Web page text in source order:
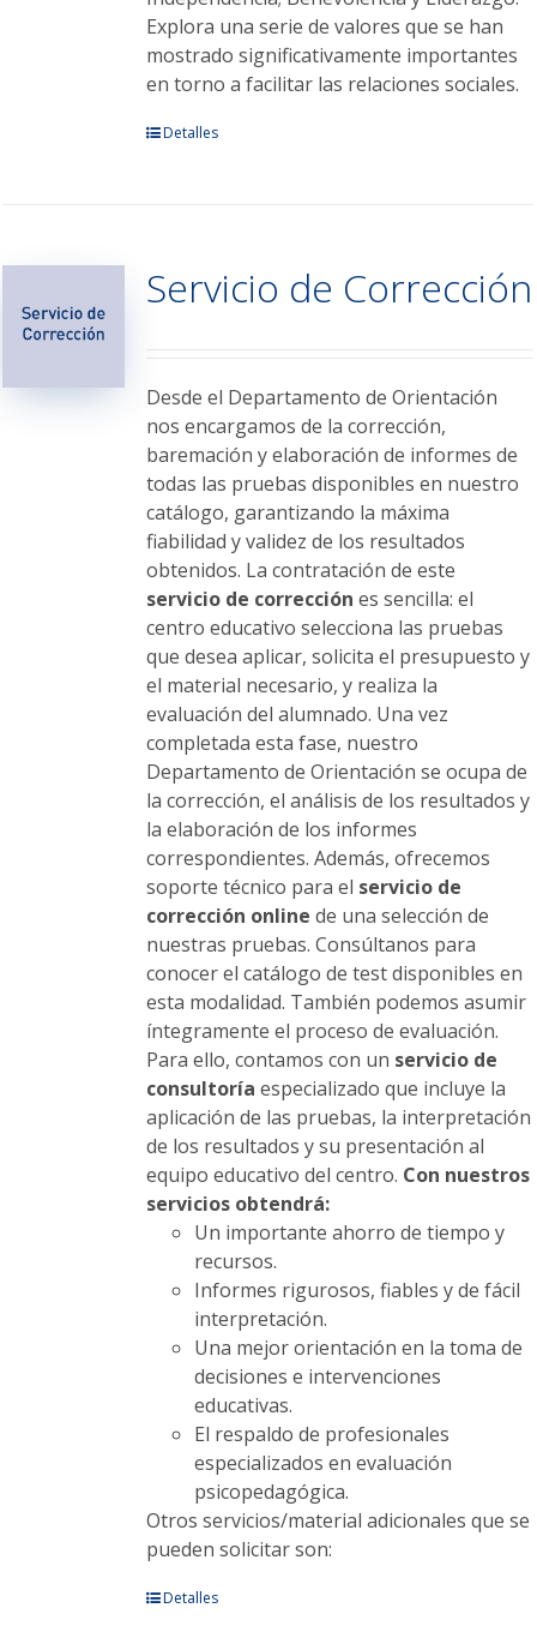
Explora una serie de valores que se han
mostrado significativamente importantes
en torno a facilitar las relaciones sociales.
Este
Las
opciones
elegir
en
la
página
de
producto
Detalles
Servicio de Corrección
Desde el Departamento de Orientación
nos encargamos de la corrección,
baremación y elaboración de informes de
todas las pruebas disponibles en nuestro
catálogo, garantizando la máxima
fiabilidad y validez de los resultados
obtenidos. La contratación de este
servicio de corrección es sencilla: el
centro educativo selecciona las pruebas
que desea aplicar, solicita el presupuesto y
el material necesario, y realiza la
evaluación del alumnado. Una vez
completada esta fase, nuestro
Departamento de Orientación se ocupa de
la corrección, el análisis de los resultados y
la elaboración de los informes
correspondientes. Además, ofrecemos
soporte técnico para el servicio de
corrección online de una selección de
nuestras pruebas. Consúltanos para
conocer el catálogo de test disponibles en
esta modalidad. También podemos asumir
íntegramente el proceso de evaluación.
Para ello, contamos con un servicio de
consultoría especializado que incluye la
aplicación de las pruebas, la interpretación
de los resultados y su presentación al
equipo educativo del centro. Con nuestros
servicios obtendrá:
Un importante ahorro de tiempo y
recursos.
Informes rigurosos, fiables y de fácil
interpretación.
Una mejor orientación en la toma de
decisiones e intervenciones
educativas.
El respaldo de profesionales
especializados en evaluación
psicopedagógica.
Otros servicios/material adicionales que se
pueden solicitar son:
EsteDetalles